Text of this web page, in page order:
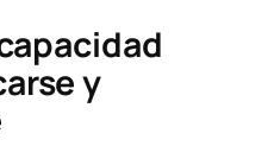
y